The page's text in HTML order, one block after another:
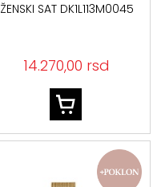
ŽENSKI SAT DK1L113M0045
14.270,00 rsd